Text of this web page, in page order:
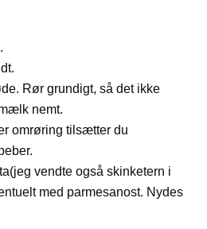
Rør grundigt, så det ikke
nemt.
omrøring tilsætter du
vendte også skinketern i
med parmesanost. Nydes